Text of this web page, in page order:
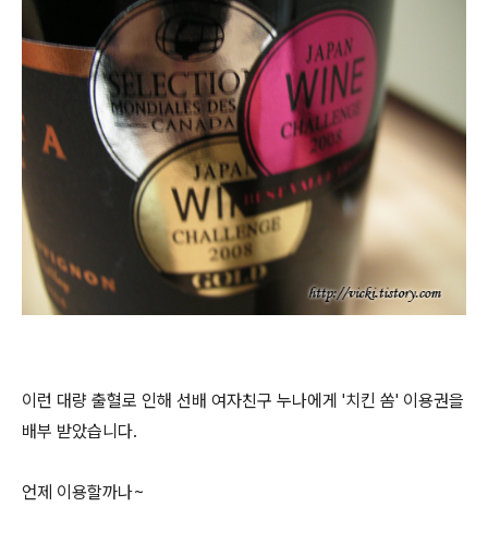
이런 대량 출혈로 인해 선배 여자친구 누나에게 '치킨 쏨' 이용권을
배부 받았습니다.
언제 이용할까나~